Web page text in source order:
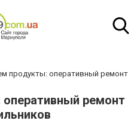
продукты: оперативный ремонт
ремонт